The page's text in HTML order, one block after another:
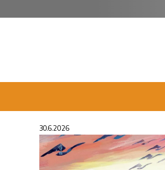
30.6.2026